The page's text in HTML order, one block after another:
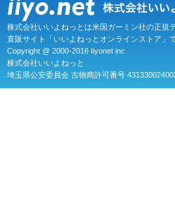
株式会社いいよねっとは米国ガーミン社の正規
直販サイト「いいよねっとオンラインストア」
Copyright @ 2000-2016 Iiyonet inc.
株式会社いいよねっと
埼玉県公安委員会 古物商許可番号